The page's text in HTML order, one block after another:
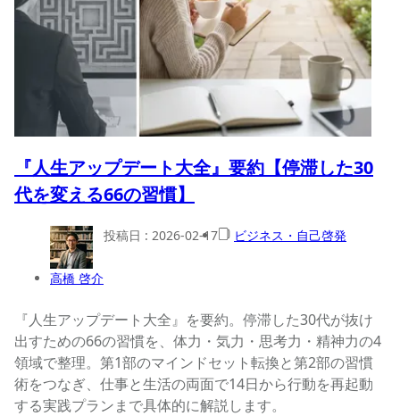
『人生アップデート大全』要約【停滞した30
代を変える66の習慣】
高橋 啓介
投稿日 : 2026-02-17 ビジネス・自己啓発
『人生アップデート大全』を要約。停滞した30代が抜け
出すための66の習慣を、体力・気力・思考力・精神力の4
領域で整理。第1部のマインドセット転換と第2部の習慣
術をつなぎ、仕事と生活の両面で14日から行動を再起動
する実践プランまで具体的に解説します。